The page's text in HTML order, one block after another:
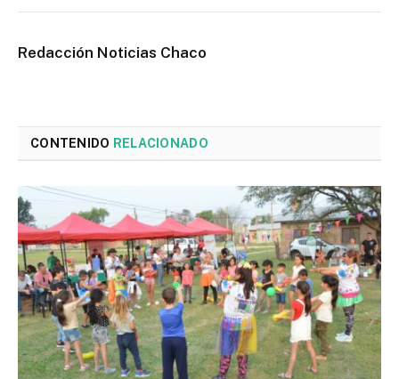
Redacción Noticias Chaco
CONTENIDO RELACIONADO